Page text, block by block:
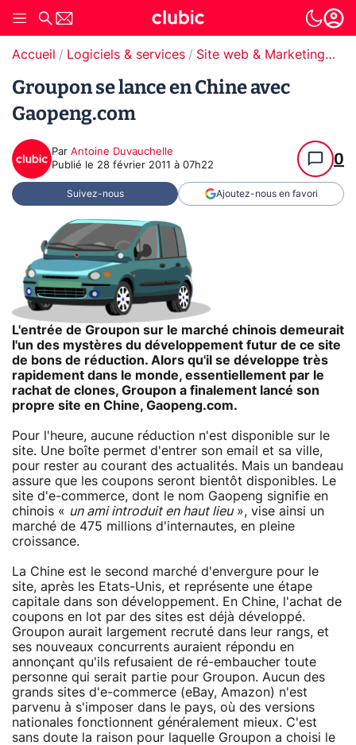
Accueil Logiciels & services Site web & Marketing Digital
Groupon se lance en Chine avec
Gaopeng.com
Par Antoine Duvauchelle
Publié le 28 février 2011 à 07h22 0
Suivez-nous Ajoutez-nous en favori
L'entrée de Groupon sur le marché chinois demeurait
l'un des mystères du développement futur de ce site
de bons de réduction. Alors qu'il se développe très
rapidement dans le monde, essentiellement par le
rachat de clones, Groupon a finalement lancé son
propre site en Chine, Gaopeng.com.
Pour l'heure, aucune réduction n'est disponible sur le
site. Une boîte permet d'entrer son email et sa ville,
pour rester au courant des actualités. Mais un bandeau
assure que les coupons seront bientôt disponibles. Le
site d'e-commerce, dont le nom Gaopeng signifie en
chinois « un ami introduit en haut lieu», vise ainsi un
marché de 475 millions d'internautes, en pleine
croissance.
La Chine est le second marché d'envergure pour le
site, après les Etats-Unis, et représente une étape
capitale dans son développement. En Chine, l'achat de
coupons en lot par des sites est déjà développé.
Groupon aurait largement recruté dans leur rangs, et
ses nouveaux concurrents auraient répondu en
annonçant qu'ils refusaient de ré-embaucher toute
personne qui serait partie pour Groupon. Aucun des
grands sites d'e-commerce (eBay, Amazon) n'est
parvenu à s'imposer dans le pays, où des versions
nationales fonctionnent généralement mieux. C'est
sans doute la raison pour laquelle Groupon a choisi le